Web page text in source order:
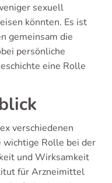
sexuell
könnten. Es ist
gemeinsam die
persönliche
eine Rolle
verschiedenen
wichtige Rolle bei der
und Wirksamkeit
für Arzneimittel